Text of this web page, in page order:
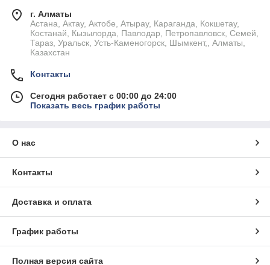
г. Алматы
Астана, Актау, Актобе, Атырау, Караганда, Кокшетау,
Костанай, Кызылорда, Павлодар, Петропавловск, Семей,
Тараз, Уральск, Усть-Каменогорск, Шымкент,, Алматы,
Казахстан
Контакты
Сегодня работает с 00:00 до 24:00
Показать весь график работы
О нас
Контакты
Доставка и оплата
График работы
Полная версия сайта